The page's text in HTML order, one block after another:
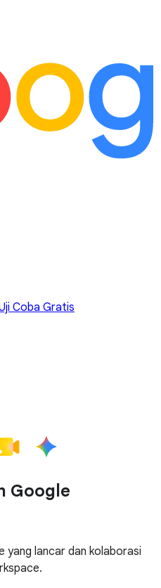
Coba Gratis
Google
yang lancar dan kolaborasi